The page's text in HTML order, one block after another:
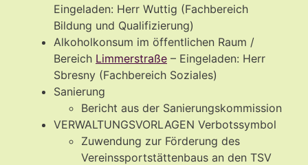
Eingeladen: Herr Wuttig (Fachbereich
Bildung und Qualifizierung)
Alkoholkonsum im öffentlichen Raum /
Bereich Limmerstraße – Eingeladen: Herr
Sbresny (Fachbereich Soziales)
Sanierung
Bericht aus der Sanierungskommission
VERWALTUNGSVORLAGEN Verbotssymbol
Zuwendung zur Förderung des
Vereinssportstättenbaus an den TSV